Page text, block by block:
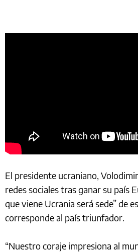
El presidente ucraniano,
redes sociales tras ganar su país
que viene Ucrania será sede” de
corresponde al país triunfador.
“Nuestro coraje impresiona al